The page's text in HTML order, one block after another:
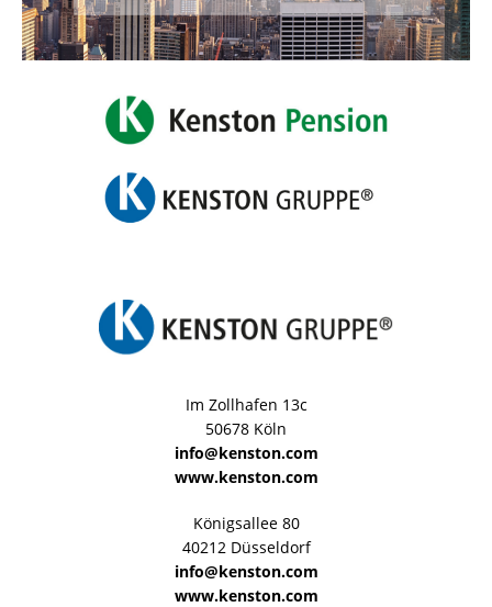
Im Zollhafen 13c
50678 Köln
info@kenston.com
www.kenston.com
Königsallee 80
40212 Düsseldorf
info@kenston.com
www.kenston.com